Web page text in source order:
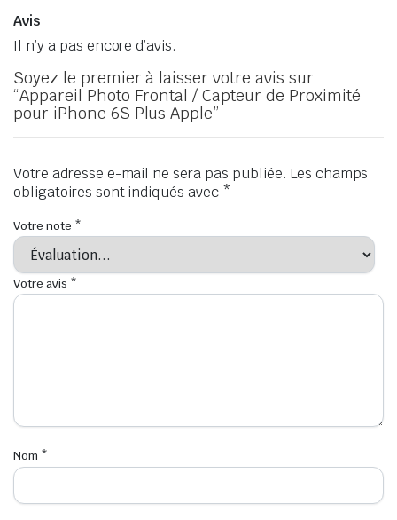
Avis
Il n’y a pas encore d’avis.
Soyez le premier à laisser votre avis sur
“Appareil Photo Frontal / Capteur de Proximité
pour iPhone 6S Plus Apple”
Votre adresse e-mail ne sera pas publiée. Les champs
obligatoires sont indiqués avec *
Votre note *
Votre avis *
Nom *